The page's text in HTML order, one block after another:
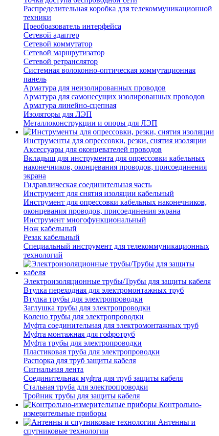
Распределительная коробка для телекоммуникационной
техники
Преобразователь интерфейса
Сетевой адаптер
Сетевой коммутатор
Сетевой маршрутизатор
Сетевой ретранслятор
Системная волоконно-оптическая коммутационная
панель
Арматура для неизолированных проводов
Арматура для самонесущих изолированных проводов
Арматура линейно-сцепная
Изоляторы для ЛЭП
Металлоконструкции и опоры для ЛЭП
Инструменты для опрессовки, резки, снятия изоляции
Аксессуары для оконцевателей проводов
Вкладыш для инструмента для опрессовки кабельных
наконечников, оконцевания проводов, присоединения
экрана
Гидравлическая соединительная часть
Инструмент для снятия изоляции кабельный
Инструмент для опрессовки кабельных наконечников,
оконцевания проводов, присоединения экрана
Инструмент многофункциональный
Нож кабельный
Резак кабельный
Специальный инструмент для телекоммуникационных
технологий
Электроизоляционные трубы/Трубы для защиты кабеля
Втулка переходная для электромонтажных труб
Втулка трубы для электропроводки
Заглушка трубы для электропроводки
Колено трубы для электропроводки
Муфта соединительная для электромонтажных труб
Муфта монтажная для гофротруб
Муфта трубы для электропроводки
Пластиковая труба для электропроводки
Распорка для труб защиты кабеля
Сигнальная лента
Соединительная муфта для труб защиты кабеля
Стальная труба для электропроводки
Тройник трубы для защиты кабеля
Контрольно-
измерительные приборы
Антенны и
спутниковые технологии